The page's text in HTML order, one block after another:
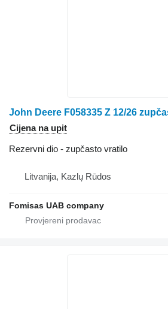
Cijena na upit
Rezervni dio - zupčasto vratilo
Litvanija, Kazlų Rūdos
Fomisas UAB company